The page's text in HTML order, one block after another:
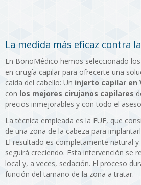
La medida más eficaz contra
En BonoMédico hemos seleccionado
en cirugía capilar para ofrecerte una
caída del cabello: Un injerto capilar en
con los mejores cirujanos capilares
precios inmejorables y con todo el
La técnica empleada es la FUE, que
de una zona de la cabeza para
El resultado es completamente natural
seguirá creciendo. Esta intervención se
local y, a veces, sedación. El proceso
función del tamaño de la zona a tratar.